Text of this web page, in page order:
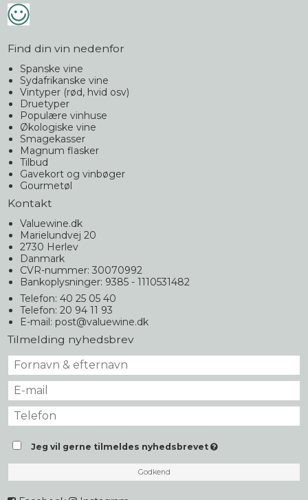
Find din vin nedenfor
Spanske vine
Sydafrikanske vine
Vintyper (rød, hvid osv)
Druetyper
Populære vinhuse
Økologiske vine
Smagekasser
Magnum flasker
Tilbud
Gavekort og vinbøger
Gourmetøl
Kontakt
Valuewine.dk
Marielundvej 20
2730 Herlev
Danmark
CVR-nummer: 30070992
Bankoplysninger: 9385 - 1110531482
Telefon: 40 25 05 40
Telefon: 20 94 11 93
E-mail : post@valuewine.dk
Tilmelding nyhedsbrev
Jeg vil gerne tilmeldes nyhedsbrevet
Godkend